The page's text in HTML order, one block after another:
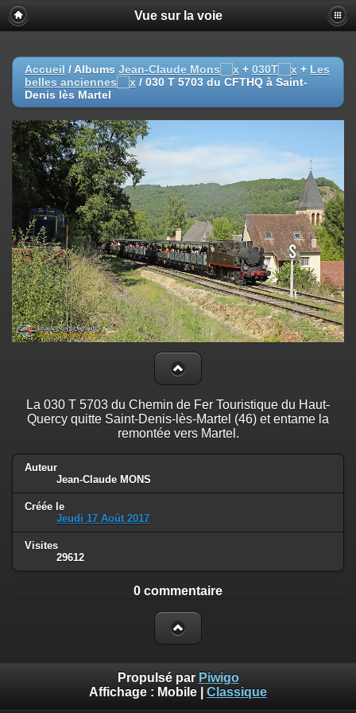
Vue sur la voie
Accueil / Albums Jean-Claude Mons + 030T + Les
belles anciennes
/ 030 T 5703 du CFTHQ à Saint-
Denis lès Martel
La 030 T 5703 du Chemin de Fer Touristique du Haut-
Quercy quitte Saint-Denis-lès-Martel (46) et entame la
remontée vers Martel.
Auteur
Jean-Claude MONS
Créée le
Jeudi 17 Août 2017
Visites
29612
0 commentaire
Propulsé par Piwigo
Affichage : Mobile Classique